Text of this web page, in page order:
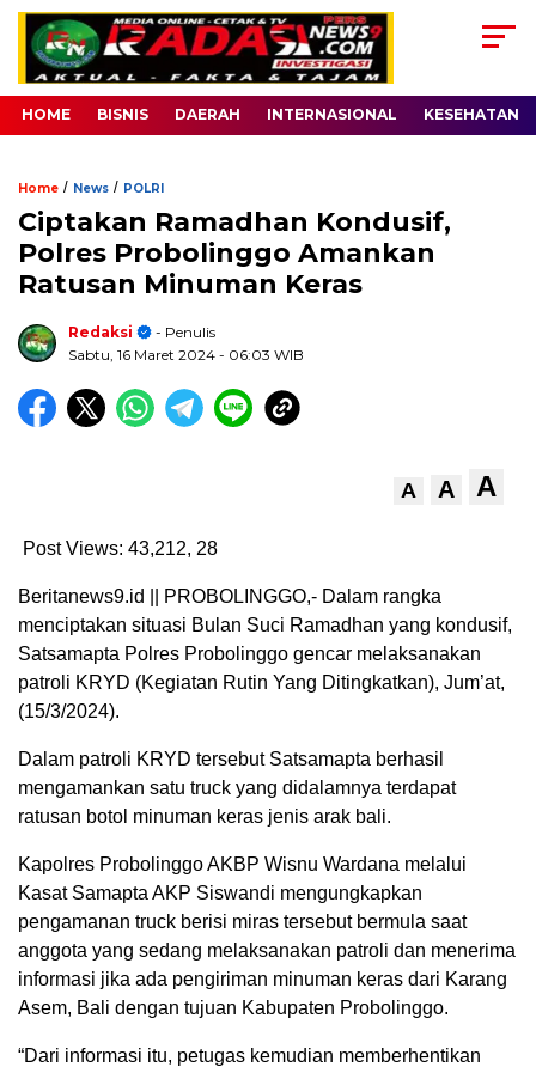
HOME BISNIS DAERAH INTERNASIONAL KESEHATAN
Home / News / POLRI
Ciptakan Ramadhan Kondusif,
Polres Probolinggo Amankan
Ratusan Minuman Keras
Redaksi
- Penulis
Sabtu, 16 Maret 2024 - 06:03 WIB
A A A
Post Views: 43,212, 28
Beritanews9.id || PROBOLINGGO,- Dalam rangka
menciptakan situasi Bulan Suci Ramadhan yang kondusif,
Satsamapta Polres Probolinggo gencar melaksanakan
patroli KRYD (Kegiatan Rutin Yang Ditingkatkan), Jum’at,
(15/3/2024).
Dalam patroli KRYD tersebut Satsamapta berhasil
mengamankan satu truck yang didalamnya terdapat
ratusan botol minuman keras jenis arak bali.
Kapolres Probolinggo AKBP Wisnu Wardana melalui
Kasat Samapta AKP Siswandi mengungkapkan
pengamanan truck berisi miras tersebut bermula saat
anggota yang sedang melaksanakan patroli dan menerima
informasi jika ada pengiriman minuman keras dari Karang
Asem, Bali dengan tujuan Kabupaten Probolinggo.
“Dari informasi itu, petugas kemudian memberhentikan